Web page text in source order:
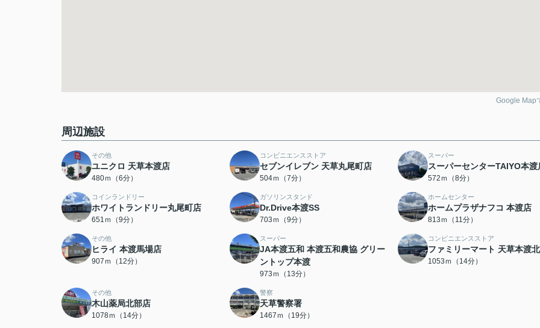
Google Map
周辺施設
その他
ユニクロ 天草本渡店
480ｍ（6分）
コンビニエンスストア
セブンイレブン 天草丸尾町店
504ｍ（7分）
スーパー
スーパーセンターTAIYO本渡
572ｍ（8分）
コインランドリー
ホワイトランドリー丸尾町店
651ｍ（9分）
ガソリンスタンド
Dr.Drive本渡SS
703ｍ（9分）
ホームセンター
ホームプラザナフコ 本渡店
813ｍ（11分）
その他
ヒライ 本渡馬場店
907ｍ（12分）
スーパー
JA本渡五和 本渡五和農協 グリー
ントップ本渡
973ｍ（13分）
コンビニエンスストア
ファミリーマート 天草本渡
1053ｍ（14分）
その他
木山薬局北部店
1078ｍ（14分）
警察
天草警察署
1467ｍ（19分）